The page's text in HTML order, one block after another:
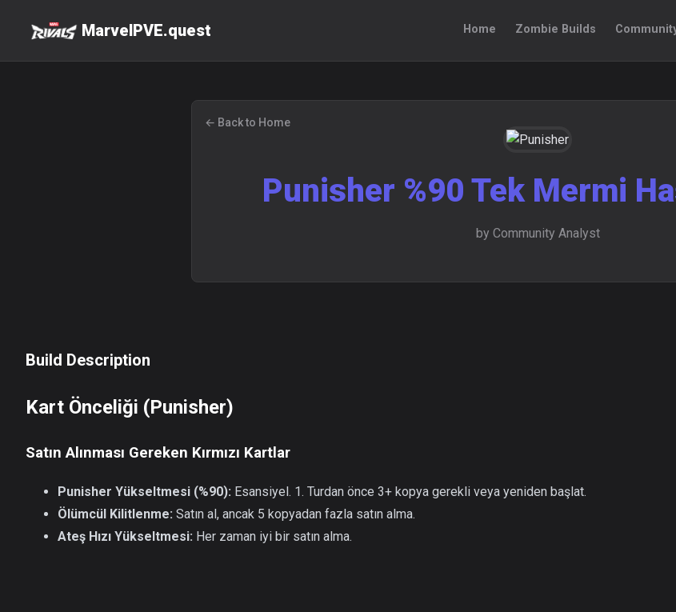
MarvelPVE.quest Home Zombie Builds
← Back to Home
Punisher %90 Tek Mermi
by Community Analyst
Build Description
Kart Önceliği (Punisher)
Satın Alınması Gereken Kırmızı Kartlar
Punisher Yükseltmesi (%90): Esansiyel. 1. Turdan önce 3+ kopya gerekli veya yeniden başlat.
Ölümcül Kilitlenme: Satın al, ancak 5 kopyadan fazla satın alma.
Ateş Hızı Yükseltmesi: Her zaman iyi bir satın alma.